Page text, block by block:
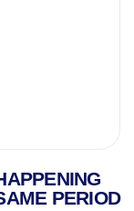
PERIOD